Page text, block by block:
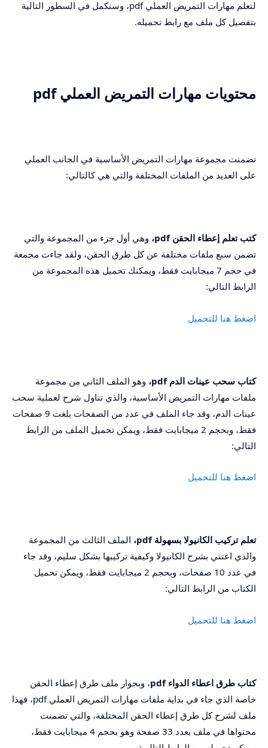
لتعلم مهارات التمريض العملي pdf، وسنكمل في السطور التالية
بتفصيل كل ملف مع رابط تحميله.
محتويات مهارات التمريض العملي pdf
تضمنت مجموعة مهارات التمريض الأساسية في الجانب العملي
على العديد من الملفات المختلفة والتي هي كالتالي:
كتب تعلم إعطاء الحقنpdf، وهي أول جزء من المجموعة والتي
تضمن سبع ملفات مختلفة عن كل طرق الحقن، ولقد جاءت مجمعة
في حجم 7 ميجابايت فقط، ويمكنك تحميل هذه المجموعة من
الرابط التالي:
اضغط هنا للتحميل
كتاب سحب عينات الدمpdf، وهو الملف الثاني من مجموعة
ملفات مهارات التمريض الأساسية، والذي تناول شرح لعملية سحب
عينات الدم، وقد جاء الملف في عدد من الصفحات بلغت 9 صفحات
فقط، وبحجم 2 ميجابايت فقط، ويمكن تحميل الملف من الرابط
التالي:
اضغط هنا للتحميل
تعلم تركيب الكانيولا بسهولةpdf، الملف الثالث من المجموعة
والذي اعتني بشرح الكانيولا وكيفية تركيبها بشكل سليم، وقد جاء
في عدد 10 صفحات، وبحجم 2 ميجابايت فقط، ويمكن تحميل
الكتاب من الرابط التالي:
اضغط هنا للتحميل
كتاب طرق اعطاء الدواءpdf، وبجوار ملف طرق إعطاء الحقن
خاصة الذي جاء في بداية ملفات مهارات التمريض العملي pdf، فهذا
ملف لشرح كل طرق إعطاء الحقن المختلفة، والتي تضمنت
محتواها في ملف بعدد 33 صفحة وهو بحجم 4 ميجابايت فقط،